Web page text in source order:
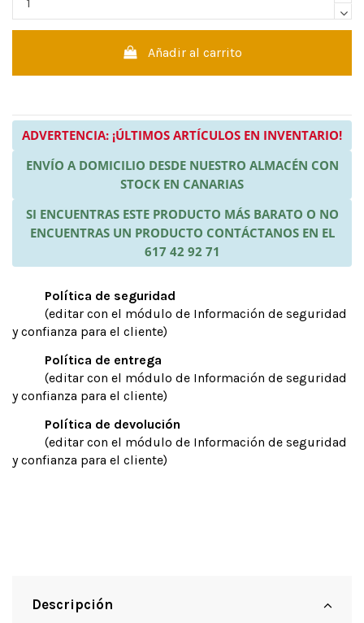
Añadir al carrito
ADVERTENCIA: ¡ÚLTIMOS ARTÍCULOS EN INVENTARIO!
ENVÍO A DOMICILIO DESDE NUESTRO ALMACÉN CON
STOCK EN CANARIAS
SI ENCUENTRAS ESTE PRODUCTO MÁS BARATO O NO
ENCUENTRAS UN PRODUCTO CONTÁCTANOS EN EL
617 42 92 71
Política de seguridad
(editar con el módulo de Información de seguridad
y confianza para el cliente)
Política de entrega
(editar con el módulo de Información de seguridad
y confianza para el cliente)
Política de devolución
(editar con el módulo de Información de seguridad
y confianza para el cliente)
Descripción